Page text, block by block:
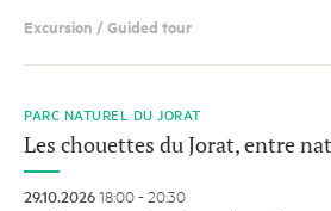
Excursion / Guided tour
PARC NATUREL DU JORAT
Les chouettes du Jorat, entre
29.10.202618:00 - 20:30